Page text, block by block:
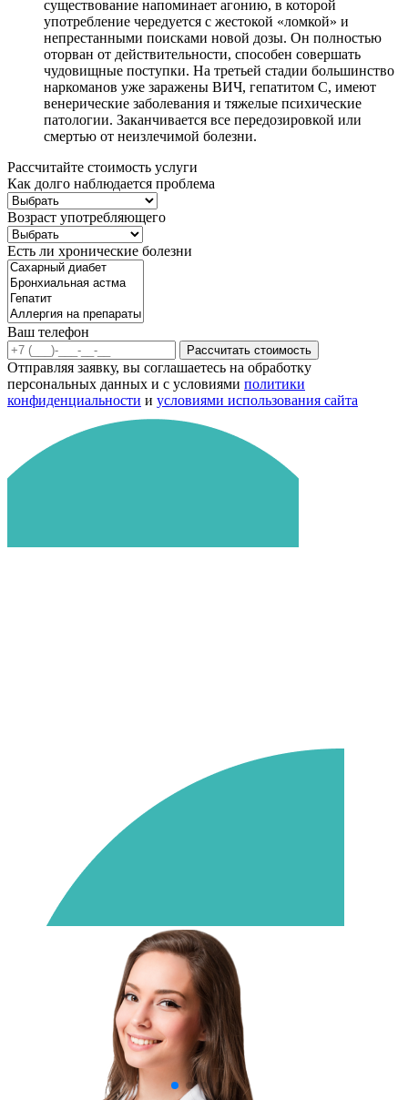
существование напоминает агонию, в которой
употребление чередуется с жестокой «ломкой» и
непрестанными поисками новой дозы. Он полностью
оторван от действительности, способен совершать
чудовищные поступки. На третьей стадии большинство
наркоманов уже заражены ВИЧ, гепатитом C, имеют
венерические заболевания и тяжелые психические
патологии. Заканчивается все передозировкой или
смертью от неизлечимой болезни.
Рассчитайте стоимость услуги
Как долго наблюдается проблема
Возраст употребляющего
Есть ли хронические болезни
Ваш телефон
Рассчитать стоимость
Отправляя заявку, вы соглашаетесь на обработку
персональных данных и с условиями политики
конфиденциальности и условиями использования сайта